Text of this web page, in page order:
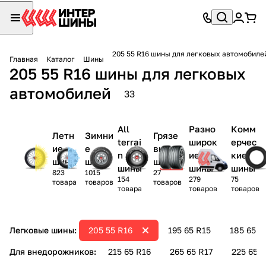
Главная Каталог Шины
205 55 R16 шины для легковых
205 55 R16 шины для легковых
автомобилей
33
Летн
ие
шины
823
товара
Зимни
е
шины
1015
товаров
All
terrai
n
шины
154
товара
Грязе
вые
шины
27
товаров
Разно
широк
ие
шины
279
товаров
Комм
ерчес
кие
шины
75
товаров
Легковые шины: 195 65 R15 185 65
205 55 R16
Для внедорожников: 215 65 R16 265 65 R17 225 65